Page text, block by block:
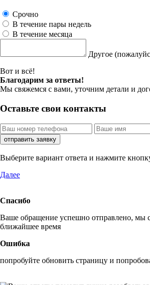
Срочно
В течение пары недель
В течение месяца
Другое
Вот и всё!
Благодарим за ответы!
Мы свяжемся с вами, уточним детали и
Оставьте свои контакты
отправить заявку
Выберите вариант ответа и нажмите
Далее
Спасибо
Ваше обращение успешно отправлено, мы
ближайшее время
Ошибка
попробуйте обновить страницу и